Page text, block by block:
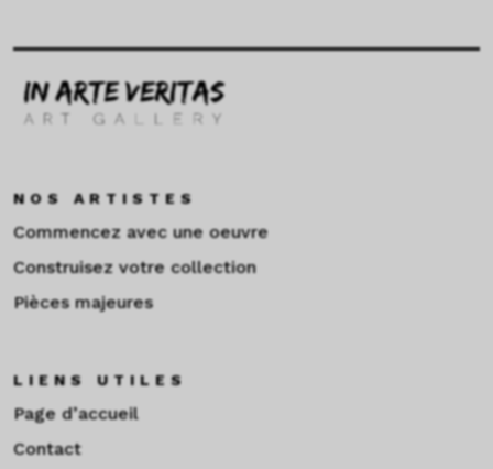
NOS ARTISTES
Commencez avec une oeuvre
Construisez votre collection
Pièces majeures
LIENS UTILES
Page d’accueil
Contact